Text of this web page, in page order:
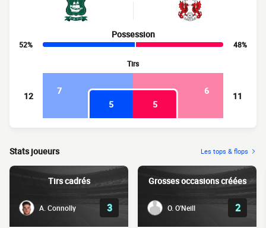
Possession
52%
48%
Tirs
12 7
6
5
5
11
Stats joueurs Les tops & flops
Tirs cadrés
A. Connolly 3
Grosses occasions créées
O. O'Neill 2